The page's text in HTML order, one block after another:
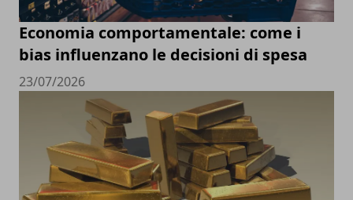
Economia comportamentale: come i
bias influenzano le decisioni di spesa
23/07/2026